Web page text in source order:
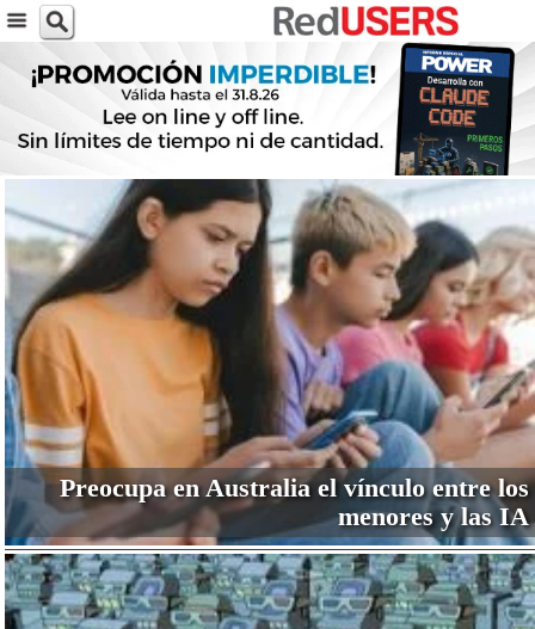
Preocupa en Australia el vínculo entre los
menores y las IA